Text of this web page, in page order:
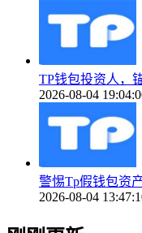
TP钱包投资人，
2026-08-04
警惕Tp假钱包资
2026-08-04